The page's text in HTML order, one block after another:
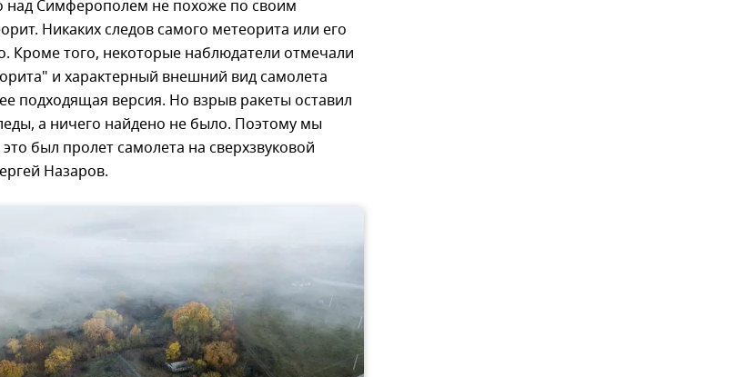
над Симферополем не похоже по своим
Никаких следов самого метеорита или его
Кроме того, некоторые наблюдатели отмечали
и характерный внешний вид самолета
подходящая версия. Но взрыв ракеты оставил
а ничего найдено не было. Поэтому мы
был пролет самолета на сверхзвуковой
Назаров.